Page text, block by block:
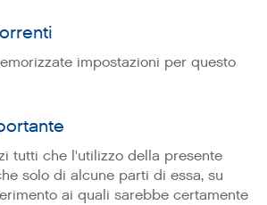
impostazioni per questo
tutti che l'utilizzo della presente
solo di alcune parti di essa, su
ai quali sarebbe certamente